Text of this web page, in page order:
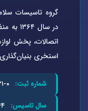
در سال
اتصالات، پخش
استخری
شماره ثبت:
سال تاسیس: